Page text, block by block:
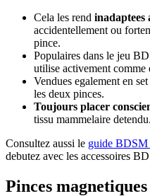
Cela les rend inadaptees
accidentellement ou
pince.
Populaires dans le jeu
utilise activement comme
Vendues egalement en
les deux pinces.
Toujours placer
tissu mammelaire detendu.
Consultez aussi le guide BDSM
debutez avec les accessoires
Pinces